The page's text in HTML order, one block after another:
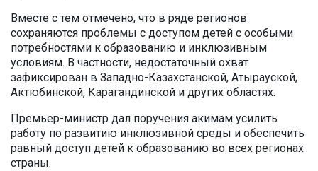
Вместе с тем отмечено, что в ряде регионов
сохраняются проблемы с доступом детей с особыми
потребностями к образованию и инклюзивным
условиям. В частности, недостаточный охват
зафиксирован в Западно-Казахстанской, Атырауской,
Актюбинской, Карагандинской и других областях.
Премьер-министр дал поручения акимам усилить
работу по развитию инклюзивной среды и обеспечить
равный доступ детей к образованию во всех регионах
страны.